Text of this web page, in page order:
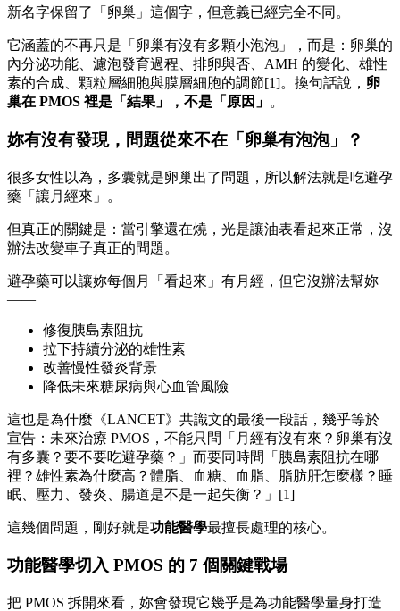
新名字保留了「卵巢」這個字，但意義已經完全不同。
它涵蓋的不再只是「卵巢有沒有多顆小泡泡」，而是：卵巢的
內分泌功能、濾泡發育過程、排卵與否、AMH 的變化、雄性
素的合成、顆粒層細胞與膜層細胞的調節[1]。換句話說， 卵
巢在 PMOS 裡是「結果」，不是「原因」 。
妳有沒有發現，問題從來不在「卵巢有泡泡」？
很多女性以為，多囊就是卵巢出了問題，所以解法就是吃避孕
藥「讓月經來」。
但真正的關鍵是：當引擎還在燒，光是讓油表看起來正常，沒
辦法改變車子真正的問題。
避孕藥可以讓妳每個月「看起來」有月經，但它沒辦法幫妳
——
修復胰島素阻抗
拉下持續分泌的雄性素
改善慢性發炎背景
降低未來糖尿病與心血管風險
這也是為什麼《LANCET》共識文的最後一段話，幾乎等於
宣告：未來治療 PMOS，不能只問「月經有沒有來？卵巢有沒
有多囊？要不要吃避孕藥？」而要同時問「胰島素阻抗在哪
裡？雄性素為什麼高？體脂、血糖、血脂、脂肪肝怎麼樣？睡
眠、壓力、發炎、腸道是不是一起失衡？」[1]
這幾個問題，剛好就是功能醫學最擅長處理的核心。
功能醫學切入 PMOS 的 7 個關鍵戰場
把 PMOS 拆開來看，妳會發現它幾乎是為功能醫學量身打造